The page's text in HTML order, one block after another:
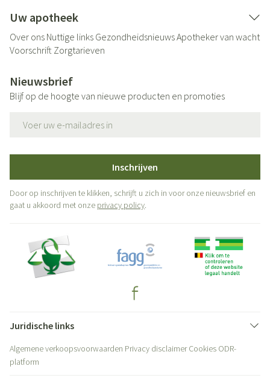
Uw apotheek
Over ons Nuttige links GezondheidsnieuwsApotheker van wacht
Voorschrift Zorgtarieven
Nieuwsbrief
Blijf op de hoogte van nieuwe producten en promoties
Inschrijven
Door op inschrijven te klikken, schrijft u zich in voor onze nieuwsbrief en
gaat u akkoord met onze privacy policy.
Juridische links
Algemene verkoopsvoorwaarden Privacy disclaimer Cookies ODR-
platform